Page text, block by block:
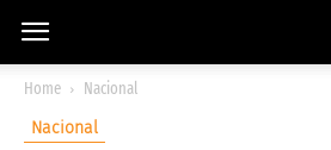
Home
Nacional
Nacional